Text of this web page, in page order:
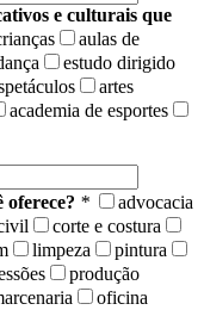
e culturais que
aulas de
estudo dirigido
artes
academia de esportes
oferece? *
advocacia
corte e costura
limpeza
pintura
produção
oficina